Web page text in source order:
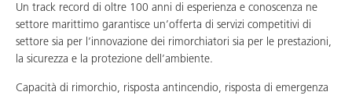
Un track record di oltre 100 anni di esperienza e conoscenza ne
settore marittimo garantisce un’offerta di servizi competitivi di
settore sia per l’innovazione dei rimorchiatori sia per le prestazioni,
la sicurezza e la protezione dell’ambiente.
Capacità di rimorchio, risposta antincendio, risposta di emergenza